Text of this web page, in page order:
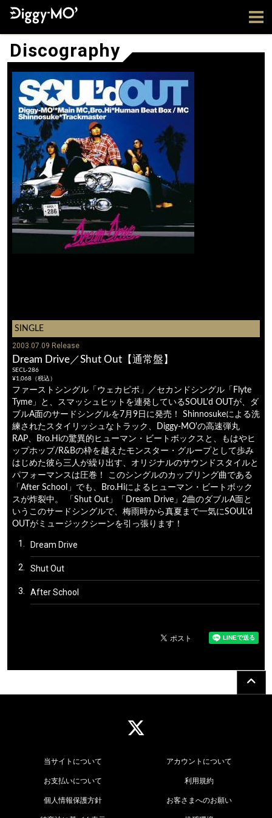
Discography
SINGLE
2003.07.09 Release
Dream Drive／Shut Out【通常盤】
SECL-286
¥1,068（税込）
ファーストシングル「ウェカピポ」／セカンドシングル「Flyte
Tyme」と、スマッシュヒットを連発しているSOUL'd OUTが、ダ
ブルA面のサードシングルを7月9日に発売！ Shinnosukeによる洗
練されたスタイリッシュなトラック、Diggy-MO'の高速弾丸
RAP、Bro.Hiの驚異的ヒューマン・ビートボックスと、もはやヒ
ップホップ/R&Bの枠を越えたモンスター・グループとして歩み
はじめた彼ら三人が繰り出す、オリジナルのサウンドスタイルと
パフォーマンスは圧巻！ このシングルのカップリング曲である
「After School」でも、Bro.Hiによるヒューマン・ビートボック
スが炸裂中。 「Shut Out」「Dream Drive」2曲のダブルA面と
いうこのサードシングルで、梅雨時から真夏まで一気にSOUL'd
OUTがミュージックシーンを引っ張ります！
1. Dream Drive
2. Shut Out
3. After School
当サイトについて アカウントについて
お支払いについて 利用規約
個人情報保護方針 お客さまへのお願い